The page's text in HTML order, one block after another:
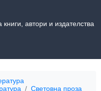
книги, автори и издателства
Световна проза